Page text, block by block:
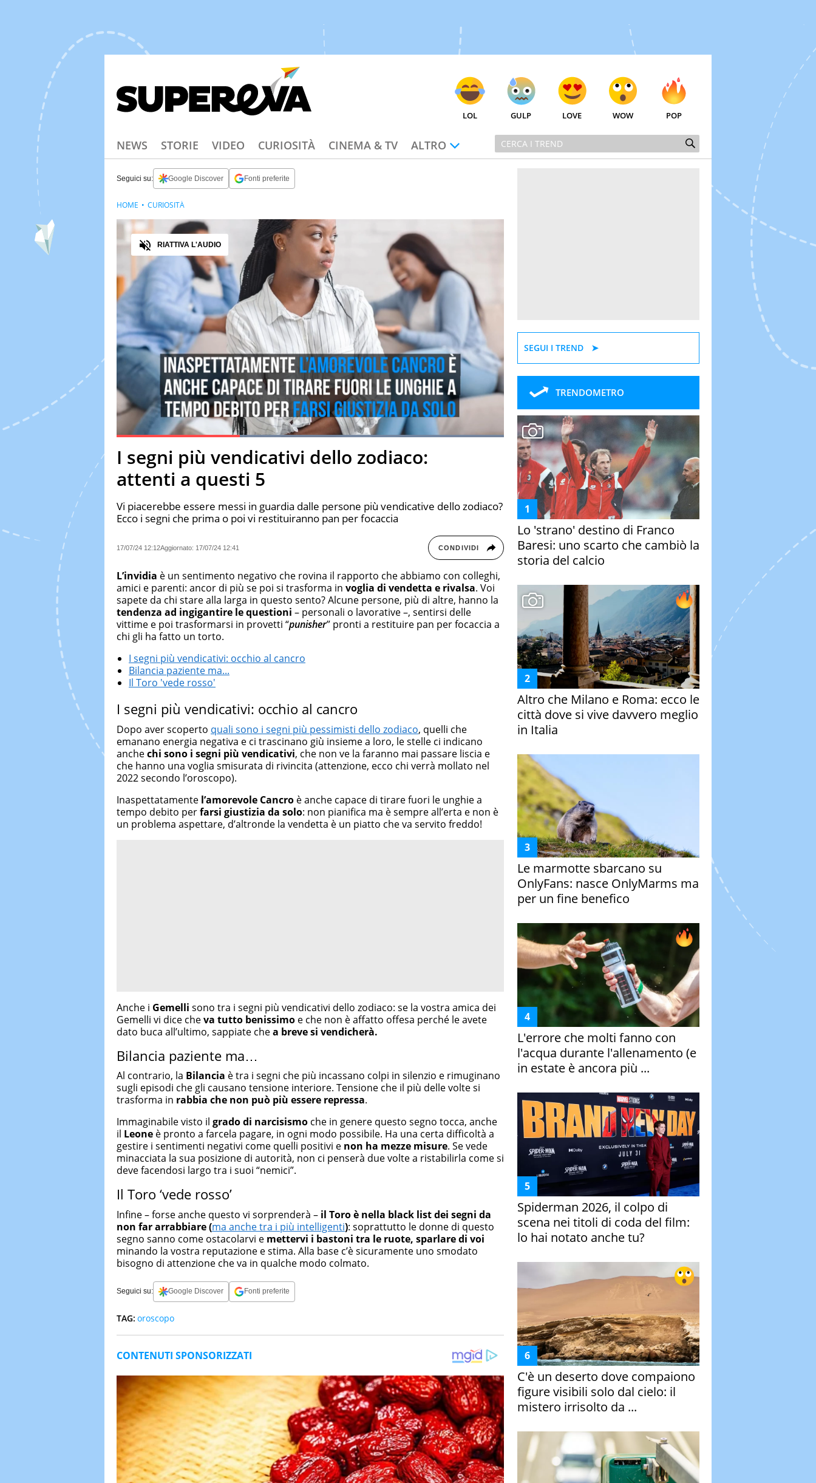
LOL GULP LOVE WOW POP
NEWS STORIE VIDEO CURIOSITÀ CINEMA & TV ALTRO
Seguici su: Google Discover Fonti preferite
PauseUnmuteCurrent Time
0:19
Loaded:100.00%
Fullscreen
Audio
RIATTIVA L'AUDIO
I segni più vendicativi dello zodiaco:
attenti a questi 5
Vi piacerebbe essere messi in guardia dalle persone più vendicative dello zodiaco?
Ecco i segni che prima o poi vi restituiranno pan per focaccia
17/07/24 12:12Aggiornato: 17/07/24 12:41 CONDIVIDI
HOME CURIOSITÀ
L’invidia è un sentimento negativo che rovina il rapporto che abbiamo con colleghi,
amici e parenti: ancor di più se poi si trasforma in voglia di vendetta e rivalsa. Voi
sapete da chi stare alla larga in questo sento? Alcune persone, più di altre, hanno la
tendenza ad ingigantire le questioni – personali o lavorative –, sentirsi delle
vittime e poi trasformarsi in provetti “punisher” pronti a restituire pan per focaccia a
chi gli ha fatto un torto.
I segni più vendicativi: occhio al cancro
Bilancia paziente ma...
Il Toro 'vede rosso'
I segni più vendicativi: occhio al cancro
Dopo aver scoperto quali sono i segni più pessimisti dello zodiaco, quelli che
emanano energia negativa e ci trascinano giù insieme a loro, le stelle ci indicano
anchechi sono i segni più vendicativi, che non ve la faranno mai passare liscia e
che hanno una voglia smisurata di rivincita (attenzione, ecco chi verrà mollato nel
2022 secondo l’oroscopo).
Inaspettatamente l’amorevole Cancro è anche capace di tirare fuori le unghie a
tempo debito perfarsi giustizia da solo: non pianifica ma è sempre all’erta e non è
un problema aspettare, d’altronde la vendetta è un piatto che va servito freddo!
Anche i Gemelli sono tra i segni più vendicativi dello zodiaco: se la vostra amica dei
Gemelli vi dice cheva tutto benissimo e che non è affatto offesa perché le avete
dato buca all’ultimo, sappiate chea breve si vendicherà.
Bilancia paziente ma…
Al contrario, la Bilancia è tra i segni che più incassano colpi in silenzio e rimuginano
sugli episodi che gli causano tensione interiore. Tensione che il più delle volte si
trasforma in rabbia che non può più essere repressa.
Immaginabile visto il grado di narcisismo che in genere questo segno tocca, anche
il Leone è pronto a farcela pagare, in ogni modo possibile. Ha una certa difficoltà a
gestire i sentimenti negativi come quelli positivi e non ha mezze misure. Se vede
minacciata la sua posizione di autorità, non ci penserà due volte a ristabilirla come si
deve facendosi largo tra i suoi “nemici”.
Il Toro ‘vede rosso’
Infine – forse anche questo vi sorprenderà – il Toro è nella black list dei segni da
non far arrabbiare (ma anche tra i più intelligenti): soprattutto le donne di questo
segno sanno come ostacolarvi e mettervi i bastoni tra le ruote, sparlare di voi
minando la vostra reputazione e stima. Alla base c’è sicuramente uno smodato
bisogno di attenzione che va in qualche modo colmato.
Seguici su: Google Discover Fonti preferite
TAG: oroscopo
SEGUI I TREND
TRENDOMETRO
Lo 'strano' destino di Franco
Baresi: uno scarto che cambiò la
storia del calcio
Altro che Milano e Roma: ecco le
città dove si vive davvero meglio
in Italia
Le marmotte sbarcano su
OnlyFans: nasce OnlyMarms ma
per un fine benefico
L'errore che molti fanno con
l'acqua durante l'allenamento (e
in estate è ancora più ...
Spiderman 2026, il colpo di
scena nei titoli di coda del film:
lo hai notato anche tu?
C'è un deserto dove compaiono
figure visibili solo dal cielo: il
mistero irrisolto da ...